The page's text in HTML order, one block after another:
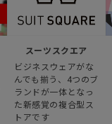
スーツスクエア
ビジネスウェアがな
んでも揃う、4つのブ
ランドが一体となっ
た新感覚の複合型ス
トアです